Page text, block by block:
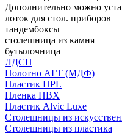
Дополнительно можно
лоток для стол. приборов
тандембоксы
столешница из камня
бутылочница
ЛДСП
Полотно АГТ (МДФ)
Пластик HPL
Пленка ПВХ
Пластик Alvic Luxe
Столешницы из
Столешницы из пластика